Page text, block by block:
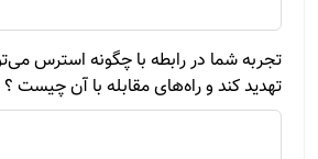
تجربه شما در رابطه با چگونه استرس
تهدید کند و راه‌های مقابله با آن چیست ؟